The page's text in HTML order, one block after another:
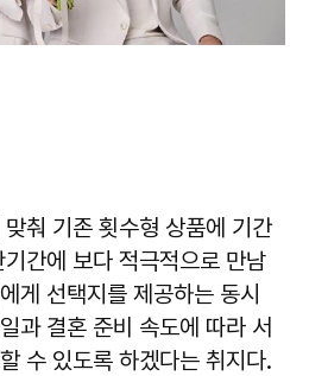
춰 기존 횟수형 상품에 기간
간에 보다 적극적으로 만남
게 선택지를 제공하는 동시
과 결혼 준비 속도에 따라 서
수 있도록 하겠다는 취지다.